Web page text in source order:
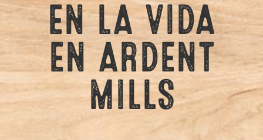
EN LA VIDA
EN ARDENT
MILLS